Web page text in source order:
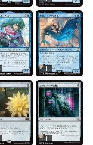
1
1